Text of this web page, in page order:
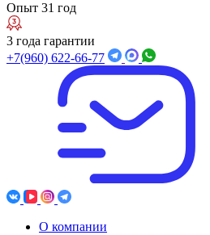
Опыт 31 год
3 года гарантии
+7(960) 622-66-77
О компании